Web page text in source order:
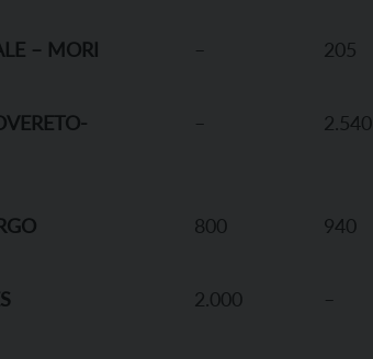
– MORI – 205
– 2.540
800 940
2.000 –